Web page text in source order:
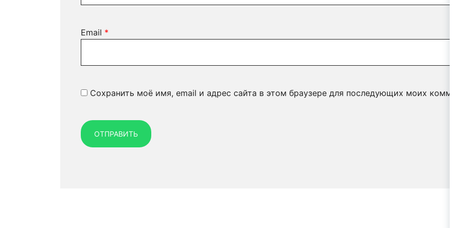
Email *
Сохранить моё имя, email и адрес сайта в этом браузере для последующих моих